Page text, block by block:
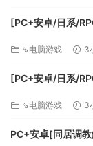
[PC+安卓/日系/
⇘电脑游戏 3
[PC+安卓/日系/
⇘电脑游戏 3
PC+安卓[同居调